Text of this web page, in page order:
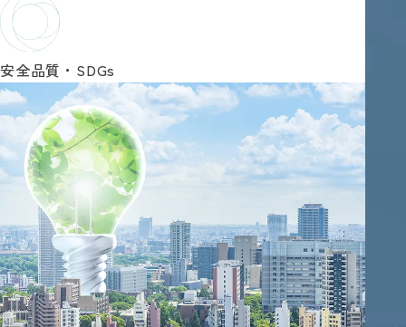
安全品質・SDGs